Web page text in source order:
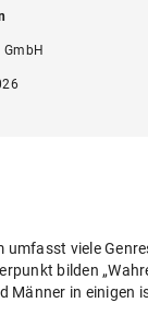
viele
bilden
Männer in einigen